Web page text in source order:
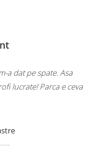
a dat pe spate. Asa
lucrate! Parca e ceva